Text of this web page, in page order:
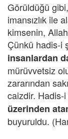
Görüldüğü
imansızlık ile
kimsenin,
Çünkü hadis-i
insanlardan
mürüvvetsiz
zararından
caizdir. Hadis-
üzerinden
buyuruldu.